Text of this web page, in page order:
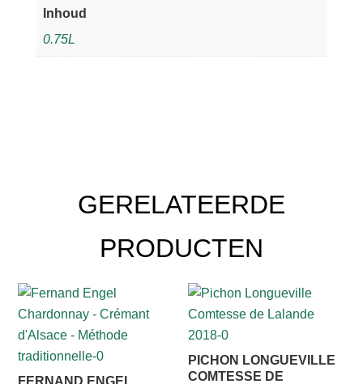
Inhoud
0.75L
GERELATEERDE
PRODUCTEN
FERNAND ENGEL
PICHON LONGUEVILLE
COMTESSE DE